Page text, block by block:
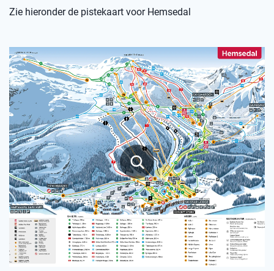
Zie hieronder de pistekaart voor Hemsedal